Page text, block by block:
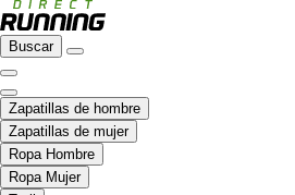
Buscar
Zapatillas de hombre
Zapatillas de mujer
Ropa Hombre
Ropa Mujer